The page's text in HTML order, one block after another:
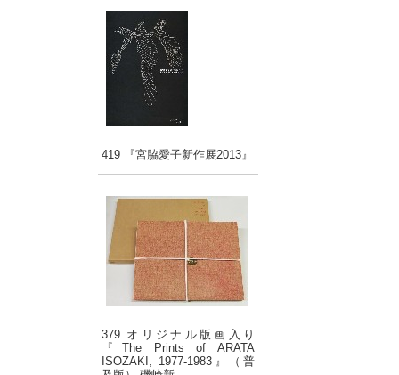
419 『宮脇愛子新作展2013』
379 オリジナル版画入り
『The Prints of ARATA
ISOZAKI, 1977-1983』（普